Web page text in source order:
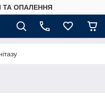
ТА ОПАЛЕННЯ